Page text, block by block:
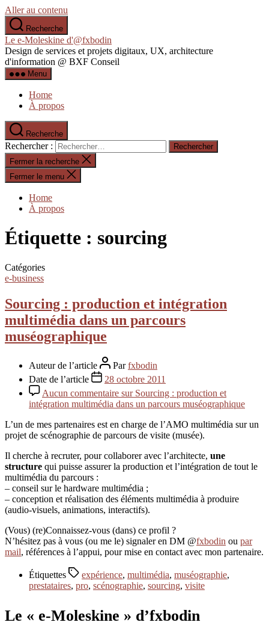
Aller au contenu
Recherche
Le e-Moleskine d'@fxbodin
Design de services et projets digitaux, UX, architecture
d'information @ BXF Conseil
Menu
Home
À propos
Recherche
Rechercher :
Fermer la recherche
Fermer le menu
Home
À propos
Étiquette : sourcing
Catégories
e-business
Sourcing : production et intégration
multimédia dans un parcours
muséographique
Auteur de l’article Parfxbodin
Date de l’article
28 octobre 2011
Aucun commentaire sur Sourcing : production et
intégration multimédia dans un parcours muséographique
L’un de mes partenaires est en charge de l’AMO multimédia sur un
projet de scénographie de parcours de visite (musée).
Il cherche à recruter, pour collaborer avec l’architecte, une
structure qui puisse assurer la production et l’intégration de tout le
multimédia du parcours :
– conseil sur le hardware multimédia ;
– conception et réalisation des éléments multimédia à produire
(audio-visuels, animations, interactifs).
(Vous) (re)Connaissez-vous (dans) ce profil ?
N’hésitez pas à vous (ou me le) signaler en DM @fxbodin ou par
mail, références à l’appui, pour mise en contact avec mon partenaire.
Étiquettes expérience, multimédia, muséographie,
prestataires, pro, scénographie, sourcing, visite
Le « e-Moleskine » d’fxbodin